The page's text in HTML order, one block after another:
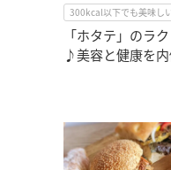
300kcal以下でも美味し
「ホタテ」のラ
♪美容と健康を